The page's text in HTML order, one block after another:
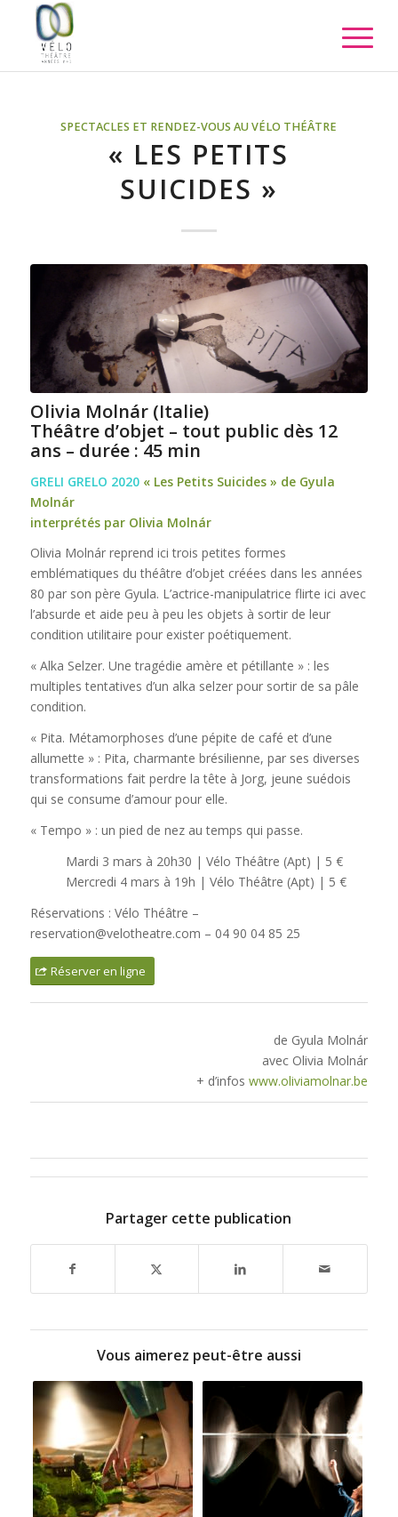
SPECTACLES ET RENDEZ-VOUS AU VÉLO THÉÂTRE
« LES PETITS
SUICIDES »
Olivia Molnár (Italie)
Théâtre d’objet – tout public dès 12
ans – durée : 45 min
GRELI GRELO 2020 « Les Petits Suicides » de Gyula
Molnár
interprétés par Olivia Molnár
Olivia Molnár reprend ici trois petites formes
emblématiques du théâtre d’objet créées dans les années
80 par son père Gyula. L’actrice-manipulatrice flirte ici avec
l’absurde et aide peu à peu les objets à sortir de leur
condition utilitaire pour exister poétiquement.
« Alka Selzer. Une tragédie amère et pétillante » : les
multiples tentatives d’un alka selzer pour sortir de sa pâle
condition.
« Pita. Métamorphoses d’une pépite de café et d’une
allumette » : Pita, charmante brésilienne, par ses diverses
transformations fait perdre la tête à Jorg, jeune suédois
qui se consume d’amour pour elle.
« Tempo » : un pied de nez au temps qui passe.
Mardi 3 mars à 20h30 | Vélo Théâtre (Apt) | 5 €
Mercredi 4 mars à 19h | Vélo Théâtre (Apt) | 5 €
Réservations : Vélo Théâtre –
reservation@velotheatre.com – 04 90 04 85 25
Réserver en ligne
de Gyula Molnár
avec Olivia Molnár
+ d’infoswww.oliviamolnar.be
Partager cette publication
Vous aimerez peut-être aussi